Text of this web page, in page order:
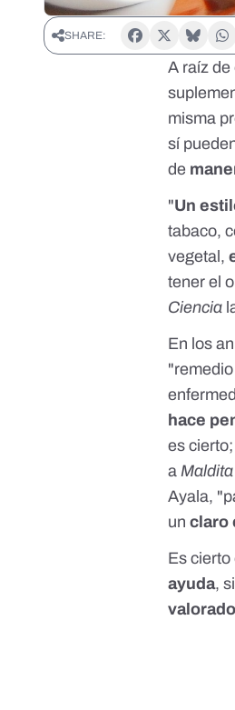
SHARE:
A raíz de
misma
sí
de
"Un
tabaco,
vegetal,
tener el
Ciencia
En los
hace
es
a
Ayala,
un claro
Es
ayuda,